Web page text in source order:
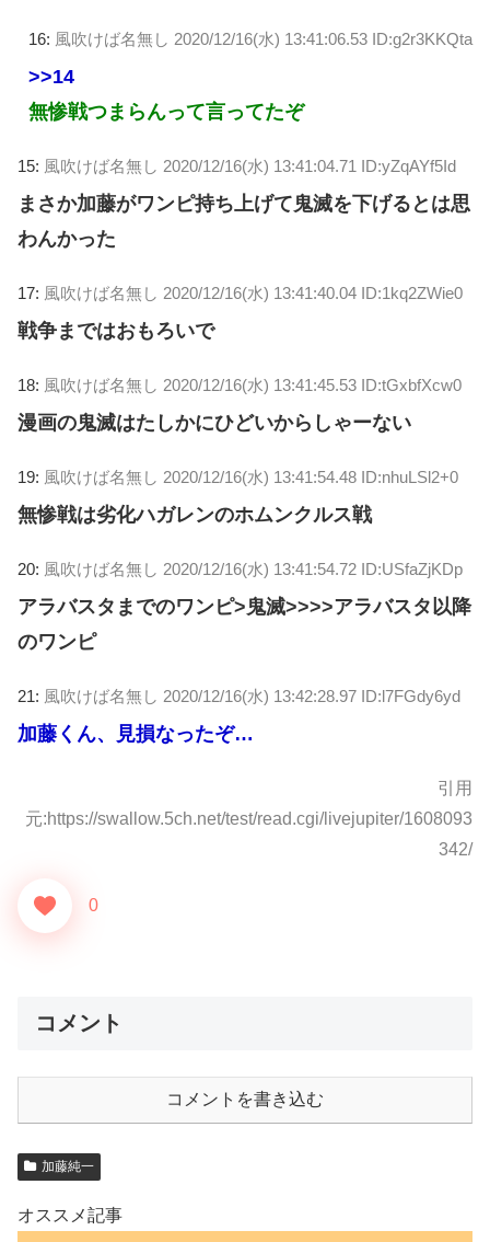
16: 風吹けば名無し 2020/12/16(水) 13:41:06.53 ID:g2r3KKQta
>>14
無惨戦つまらんって言ってたぞ
15: 風吹けば名無し 2020/12/16(水) 13:41:04.71 ID:yZqAYf5Id
まさか加藤がワンピ持ち上げて鬼滅を下げるとは思
わんかった
17: 風吹けば名無し 2020/12/16(水) 13:41:40.04 ID:1kq2ZWie0
戦争まではおもろいで
18: 風吹けば名無し 2020/12/16(水) 13:41:45.53 ID:tGxbfXcw0
漫画の鬼滅はたしかにひどいからしゃーない
19: 風吹けば名無し 2020/12/16(水) 13:41:54.48 ID:nhuLSl2+0
無惨戦は劣化ハガレンのホムンクルス戦
20: 風吹けば名無し 2020/12/16(水) 13:41:54.72 ID:USfaZjKDp
アラバスタまでのワンピ>鬼滅>>>>アラバスタ以降
のワンピ
21: 風吹けば名無し 2020/12/16(水) 13:42:28.97 ID:l7FGdy6yd
加藤くん、見損なったぞ…
引用
元:https://swallow.5ch.net/test/read.cgi/livejupiter/1608093
342/
0
コメント
コメントを書き込む
加藤純一
オススメ記事